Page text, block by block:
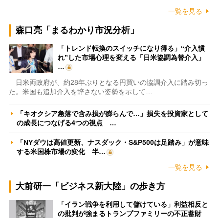
一覧を見る
森口亮「まるわかり市況分析」
「トレンド転換のスイッチになり得る」“介入慣
れ”した市場心理を変える「日米協調為替介入」
…
日米両政府が、約28年ぶりとなる円買いの協調介入に踏み切っ
た。米国も追加介入を辞さない姿勢を示して…
「キオクシア急落で含み損が膨らんで…」損失を投資家として
の成長につなげる4つの視点 …
「NYダウは高値更新、ナスダック・S&P500は足踏み」が意味
する米国株市場の変化 半…
一覧を見る
大前研一「ビジネス新大陸」の歩き方
「イラン戦争を利用して儲けている」利益相反と
の批判が強まるトランプファミリーの不正蓄財